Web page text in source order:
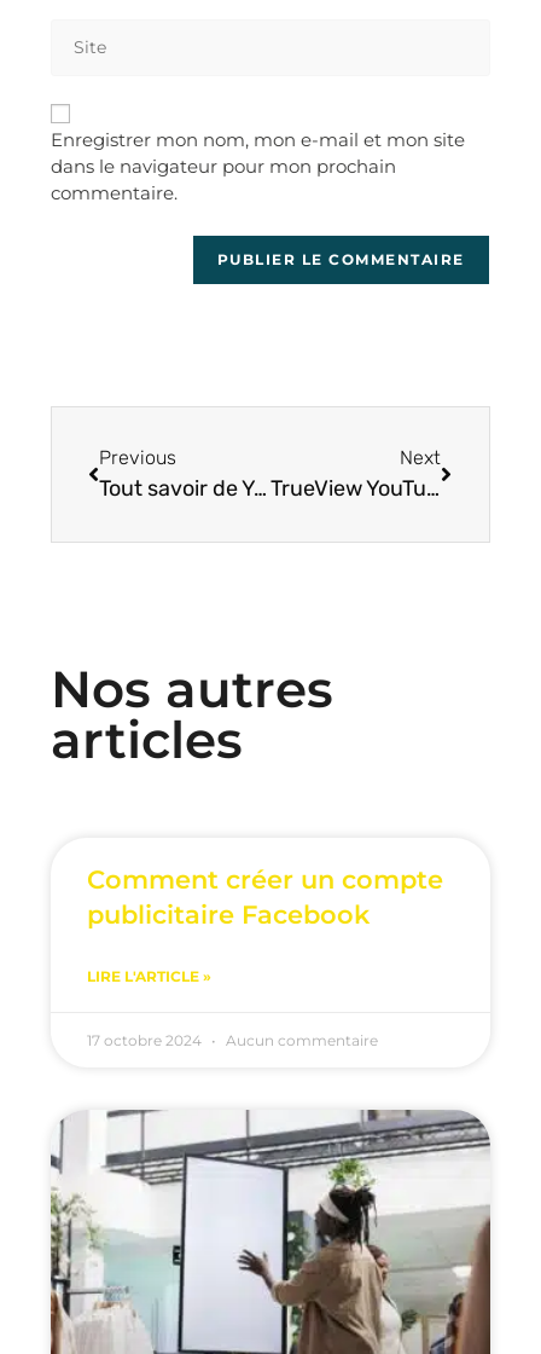
Enregistrer mon nom, mon e-mail et mon site
dans le navigateur pour mon prochain
commentaire.
Previous
Tout savoir de Youtube Masthead
Next
TrueView YouTube : Qu’est-ce que c’est ?
Nos autres
articles
Comment créer un compte
publicitaire Facebook
LIRE L'ARTICLE »
17 octobre 2024 Aucun commentaire